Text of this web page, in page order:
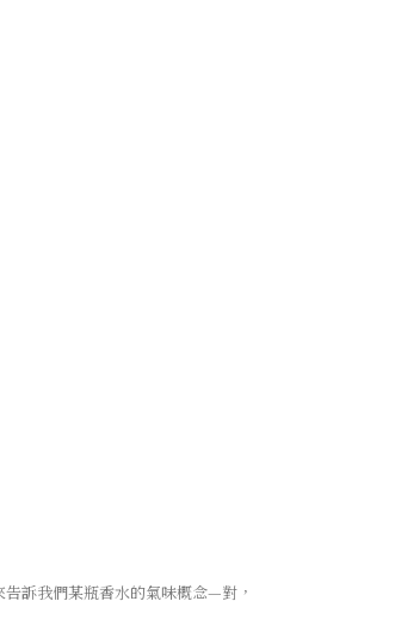
訴我們某瓶香水的氣味概念—對，